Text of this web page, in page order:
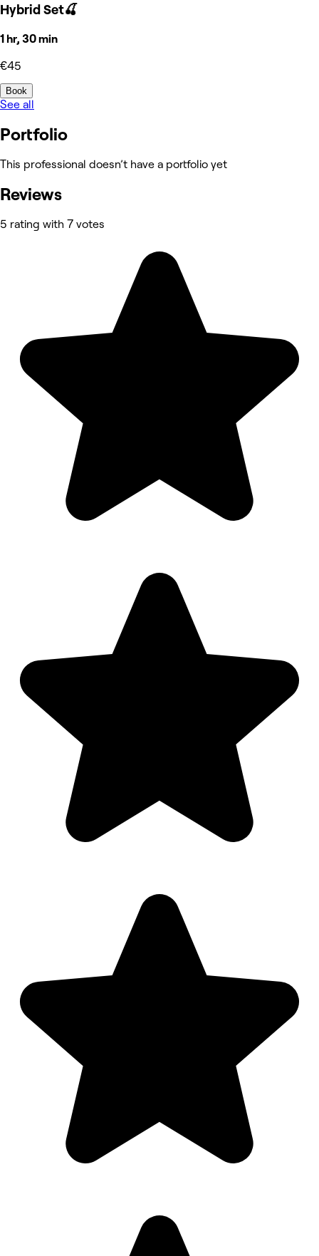
Hybrid Set🍒
1 hr, 30 min
€45
Book
See all
Portfolio
This professional doesn’t have a portfolio yet
Reviews
5 rating with 7 votes